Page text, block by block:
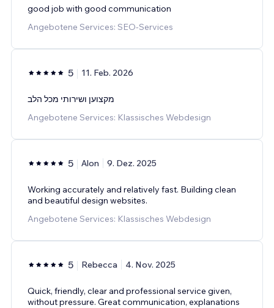
good job with good communication
Angebotene Services: SEO-Services
5 11. Feb. 2026
מקצוען ושירותי מכל הלב
Angebotene Services: Klassisches Webdesign
5 Alon 9. Dez. 2025
Working accurately and relatively fast. Building clean
and beautiful design websites.
Angebotene Services: Klassisches Webdesign
5 Rebecca 4. Nov. 2025
Quick, friendly, clear and professional service given,
without pressure. Great communication, explanations